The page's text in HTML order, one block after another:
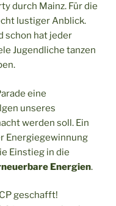
durch Mainz. Für die
lustiger Anblick.
schon hat jeder
Jugendliche tanzen
eine
unseres
werden soll. Ein
Energiegewinnung
Einstieg in die
Energien.
geschafft!